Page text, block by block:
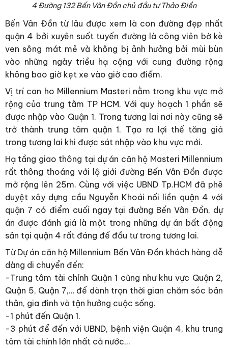
4 Đường 132 Bến Vân Đồn chủ đầu tư Thảo Điền
Bến Vân Đồn từ lâu được xem là con đường đẹp nhất
quận 4 bởi xuyên suốt tuyến đường là công viên bờ kè
ven sông mát mẻ và không bị ảnh hưởng bởi mùi bùn
vào những ngày triều hạ cộng với cung đường rộng
không bao giờ kẹt xe vào giờ cao điểm.
Vị trí can ho Millennium Masteri nằm trong khu vực mở
rộng của trung tâm TP HCM. Với quy hoạch 1 phần sẽ
được nhập vào Quận 1. Trong tương lai nơi này cũng sẽ
trở thành trung tâm quận 1. Tạo ra lợi thế tăng giá
trong tương lai khi được sát nhập vào khu vực mới.
Hạ tầng giao thông tại dự án căn hộ Masteri Millennium
rất thông thoáng với lộ giới đường Bến Vân Đồn được
mở rộng lên 25m. Cùng với việc UBND Tp.HCM đã phê
duyệt xây dựng cầu Nguyễn Khoái nối liền quận 4 với
quận 7 có điểm cuối ngay tại đường Bến Vân Đồn, dự
án được đánh giá là một trong những dự án bất động
sản tại quận 4 rất đáng để đầu tư trong tương lai.
Từ Dự án căn hộ Millennium Bến Vân Đồn khách hàng dễ
dàng di chuyển đến:
-Trung tâm tài chính Quận 1 cũng như khu vực Quận 2,
Quận 5, Quận 7,… để dành trọn thời gian chăm sóc bản
thân, gia đình và tận hưởng cuộc sống.
-1 phút đến Quận 1.
-3 phút để đến với UBND, bệnh viện Quận 4, khu trung
tâm tài chính lớn nhất cả nước,..